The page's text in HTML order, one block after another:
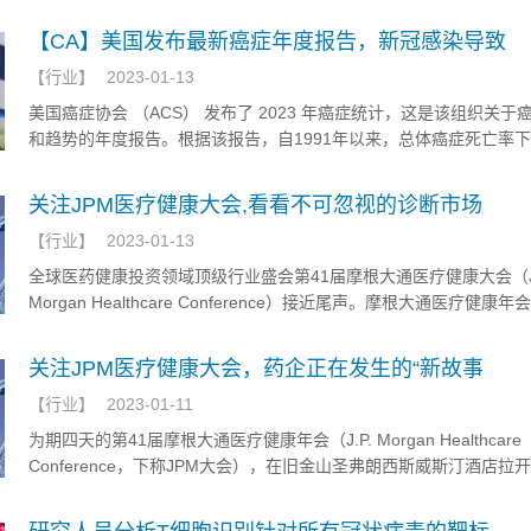
【CA】美国发布最新癌症年度报告，新冠感染导致
【行业】
2023-01-13
美国癌症协会 （ACS） 发布了 2023 年癌症统计，这是该组织关于
和趋势的年度报告。根据该报告，自1991年以来，总体癌症死亡率
将有 1958310 例新发癌症病例和 609820 例癌症死亡。这些主要发
《CA：临床医生癌症杂志》上。
关注JPM医疗健康大会,看看不可忽视的诊断市场
【行业】
2023-01-13
全球医药健康投资领域顶级行业盛会第41届摩根大通医疗健康大会（
Morgan Healthcare Conference）接近尾声。摩根大通医疗健康年
风向标。和以往一样，本次大会也是继续聚集了全球行业领袖、新兴
企业、创新技术创造者和投资界成员，共同探讨医疗健康行业的最新
来发展方向。
关注JPM医疗健康大会，药企正在发生的“新故事
【行业】
2023-01-11
为期四天的第41届摩根大通医疗健康年会（J.P. Morgan Healthcare
Conference，下称JPM大会），在旧金山圣弗朗西斯威斯汀酒店拉开
领袖，共计约8000名与会者。药企方面，从跻身全球100强的制药企